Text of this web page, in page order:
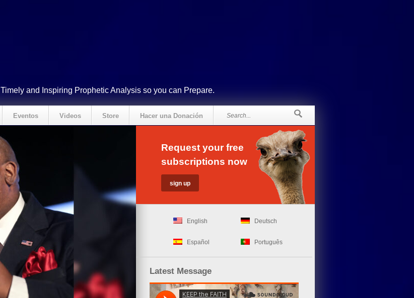
Timely and Inspiring Prophetic Analysis so you can Prepare.
Eventos Videos Store Hacer una Donación
Request your free
subscriptions now
English Deutsch
Español Português
Latest Message